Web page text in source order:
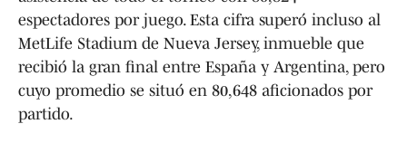
espectadores por juego. Esta cifra superó incluso al
MetLife Stadium de Nueva Jersey, inmueble que
recibió la gran final entre España y Argentina, pero
cuyo promedio se situó en 80,648 aficionados por
partido.